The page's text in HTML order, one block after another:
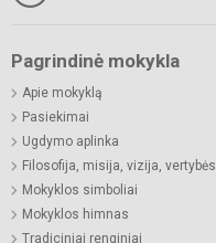
Pagrindinė mokykla
Apie mokyklą
Pasiekimai
Ugdymo aplinka
Filosofija, misija, vizija, vertybės
Mokyklos simboliai
Mokyklos himnas
Tradiciniai renginiai